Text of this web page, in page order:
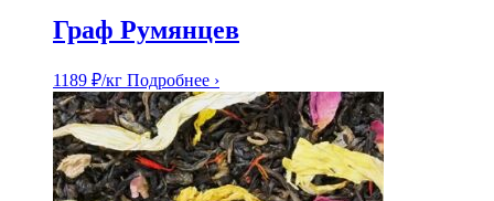
Граф Румянцев
1189 ₽/кг Подробнее ›